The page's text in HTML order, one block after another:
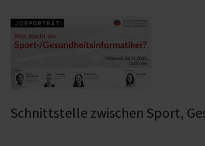
Schnittstelle zwischen Sport,